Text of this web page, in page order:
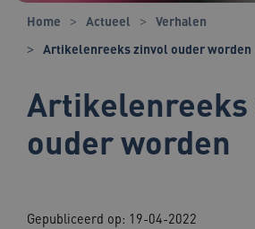
Home Actueel
Verhalen
Artikelenreeks zinvol ouder worden
Artikelenreeks
ouder worden
Gepubliceerd op: 19-04-2022